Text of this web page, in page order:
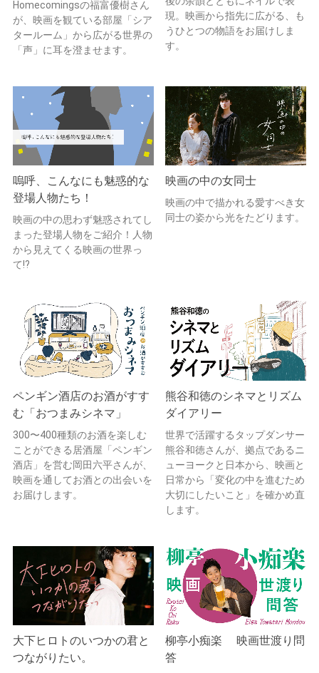
Homecomingsの福富優樹さん
が、映画を観ている部屋「シア
タールーム」から広がる世界の
「声」に耳を澄ませます。
現。映画から指先に広がる、も
うひとつの物語をお届けしま
す。
嗚呼、こんなにも魅惑的な
登場人物たち！
映画の中の思わず魅惑されてし
まった登場人物をご紹介！人物
から見えてくる映画の世界っ
て!?
映画の中の女同士
映画の中で描かれる愛すべき女
同士の姿から光をたどります。
ペンギン酒店のお酒がすす
む「おつまみシネマ」
300〜400種類のお酒を楽しむ
ことができる居酒屋「ペンギン
酒店」を営む岡田六平さんが、
映画を通してお酒との出会いを
お届けします。
熊谷和徳のシネマとリズム
ダイアリー
世界で活躍するタップダンサー
熊谷和徳さんが、拠点であるニ
ューヨークと日本から、映画と
日常から「変化の中を進むため
大切にしたいこと」を確かめ直
します。
大下ヒロトのいつかの君と
つながりたい。
柳亭小痴楽 映画世渡り問
答